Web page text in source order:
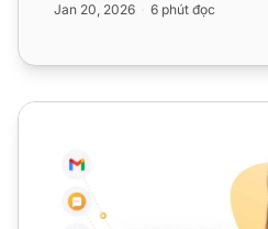
Jan 20, 2026 6 phút đọc
Phần mềm bàn hỗ trợ được